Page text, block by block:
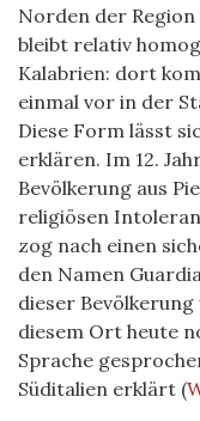
Norden der
bleibt relativ
Kalabrien: dort
einmal vor in der
Diese Form lässt
erklären. Im 12.
Bevölkerung aus
religiösen
zog nach einen
den Namen
dieser
diesem Ort heute
Sprache
Süditalien erklärt (